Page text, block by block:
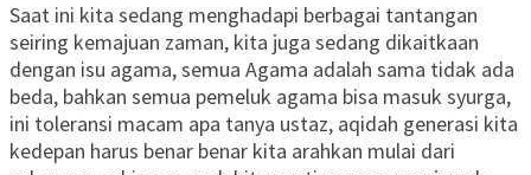
Saat ini kita sedang menghadapi berbagai tantangan
seiring kemajuan zaman, kita juga sedang dikaitkaan
dengan isu agama, semua Agama adalah sama tidak ada
beda, bahkan semua pemeluk agama bisa masuk syurga,
ini toleransi macam apa tanya ustaz, aqidah generasi kita
kedepan harus benar benar kita arahkan mulai dari